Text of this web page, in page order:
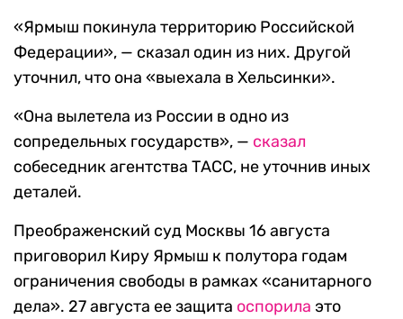
«Ярмыш покинула территорию Российской
Федерации», — сказал один из них. Другой
уточнил, что она «выехала в Хельсинки».
«Она вылетела из России в одно из
сопредельных государств», — сказал
собеседник агентства ТАСС, не уточнив иных
деталей.
Преображенский суд Москвы 16 августа
приговорил Киру Ярмыш к полутора годам
ограничения свободы в рамках «санитарного
дела». 27 августа ее защита оспорила это